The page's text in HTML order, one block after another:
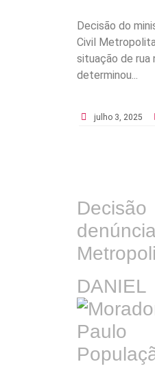
Decisão do
Civil
situação de rua
determinou...
julho 3, 2025